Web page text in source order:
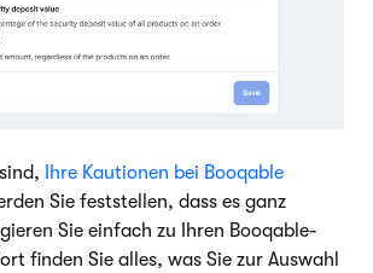
Ihre Kautionen bei Booqable
Sie feststellen, dass es ganz
Sie einfach zu Ihren Booqable-
finden Sie alles, was Sie zur Auswahl